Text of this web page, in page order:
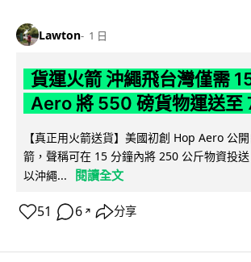
Lawton 1 日
貨運火箭 沖繩飛台灣僅需
Aero 將 550 磅貨物運送至
【真正用火箭送貨】美國初創 Hop Aero 公
箭，聲稱可在 15 分鐘內將 250 公斤物資投
以沖繩...
閱讀全文
51 6 ↗ 分享